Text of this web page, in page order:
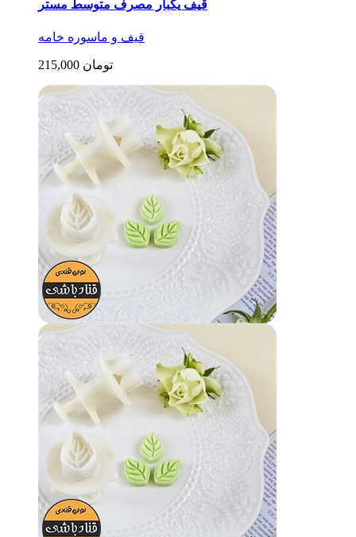
قیف یکبار مصرف متوسط مستر
قیف و ماسوره خامه
215,000 تومان